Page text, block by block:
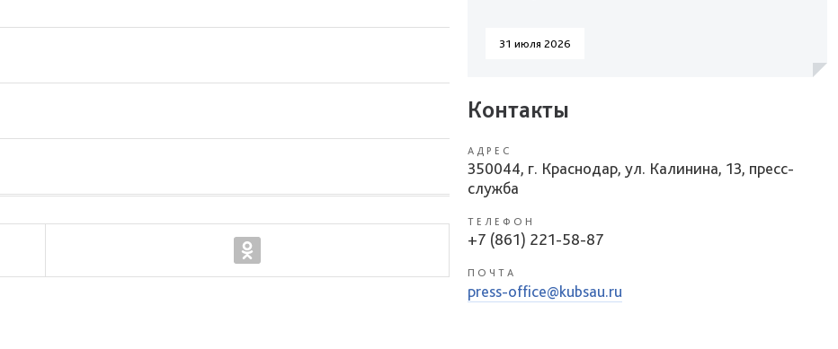
31 июля 2026
Контакты
АДРЕС
350044, г. Краснодар, ул. Калинина, 13, пресс-
служба
ТЕЛЕФОН
+7 (861) 221-58-87
ПОЧТА
press-office@kubsau.ru